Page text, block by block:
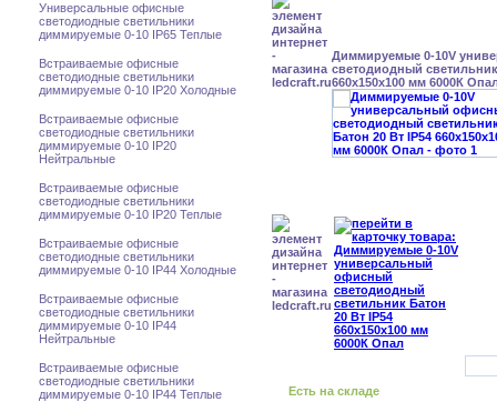
Универсальные офисные
светодиодные светильники
диммируемые 0-10 IP65 Теплые
Встраиваемые офисные
светодиодные светильники
диммируемые 0-10 IP20 Холодные
Встраиваемые офисные
светодиодные светильники
диммируемые 0-10 IP20
Нейтральные
Встраиваемые офисные
светодиодные светильники
диммируемые 0-10 IP20 Теплые
Встраиваемые офисные
светодиодные светильники
диммируемые 0-10 IP44 Холодные
Встраиваемые офисные
светодиодные светильники
диммируемые 0-10 IP44
Нейтральные
Встраиваемые офисные
светодиодные светильники
диммируемые 0-10 IP44 Теплые
Диммируемые 0-10V
светодиодный
660x150x100 мм 6000К
Есть на складе